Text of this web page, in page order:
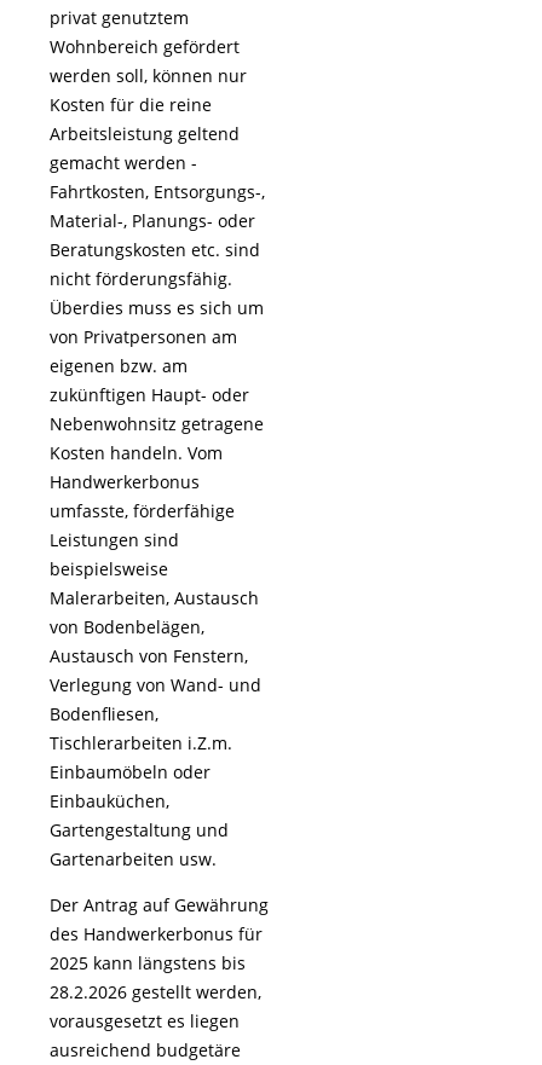
privat genutztem
Wohnbereich gefördert
werden soll, können nur
Kosten für die reine
Arbeitsleistung geltend
gemacht werden -
Fahrtkosten, Entsorgungs-,
Material-, Planungs- oder
Beratungskosten etc. sind
nicht förderungsfähig.
Überdies muss es sich um
von Privatpersonen am
eigenen bzw. am
zukünftigen Haupt- oder
Nebenwohnsitz getragene
Kosten handeln. Vom
Handwerkerbonus
umfasste, förderfähige
Leistungen sind
beispielsweise
Malerarbeiten, Austausch
von Bodenbelägen,
Austausch von Fenstern,
Verlegung von Wand- und
Bodenfliesen,
Tischlerarbeiten i.Z.m.
Einbaumöbeln oder
Einbauküchen,
Gartengestaltung und
Gartenarbeiten usw.
Der Antrag auf Gewährung
des Handwerkerbonus für
2025 kann längstens bis
28.2.2026 gestellt werden,
vorausgesetzt es liegen
ausreichend budgetäre